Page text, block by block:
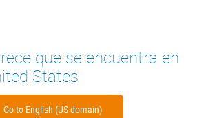
que se encuentra en
States
Go to English (US domain)